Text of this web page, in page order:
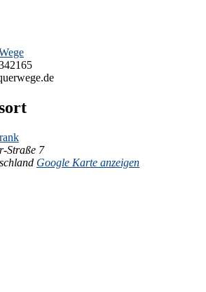
Straße 7
Google Karte anzeigen